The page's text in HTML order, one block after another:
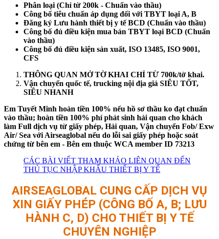
Phân loại (Chỉ từ 200k - Chuẩn vào thầu)
Công bố tiêu chuẩn áp dụng đối với TBYT loại A, B
Đăng ký Lưu hành thiết bị y tế BCD (Chuẩn vào thầu)
Công bố đủ điều kiện mua bán TBYT loại BCD (Chuẩn
vào thầu)
Công bố đủ điều kiện sản xuất, ISO 13485, ISO 9001,
CFS
THÔNG QUAN MỞ TỜ KHAI CHỈ TỪ 700k/tờ khai.
Vận chuyển quốc tế, trucking nội địa giá SIÊU TỐT,
SIÊU NHANH
Em Tuyết Minh hoàn tiền 100% nếu hồ sơ thầu ko đạt chuẩn
vào thầu; hoàn tiền 100% phí phát sinh hải quan cho khách
làm Full dịch vụ từ giấy phép, Hải quan, Vận chuyển Fob/ Exw
Air/ Sea với Airseaglobal nếu do lỗi sai giấy phép hoặc soát
chứng từ bên em - Bên em thuộc WCA member ID 73213
CÁC BÀI VIẾT THAM KHẢO LIÊN QUAN ĐẾN
THỦ TỤC NHẬP KHẨU THIẾT BỊ Y TẾ
AIRSEAGLOBAL CUNG CẤP DỊCH VỤ
XIN GIẤY PHÉP (CÔNG BỐ A, B; LƯU
HÀNH C, D) CHO THIẾT BỊ Y TẾ
CHUYÊN NGHIỆP